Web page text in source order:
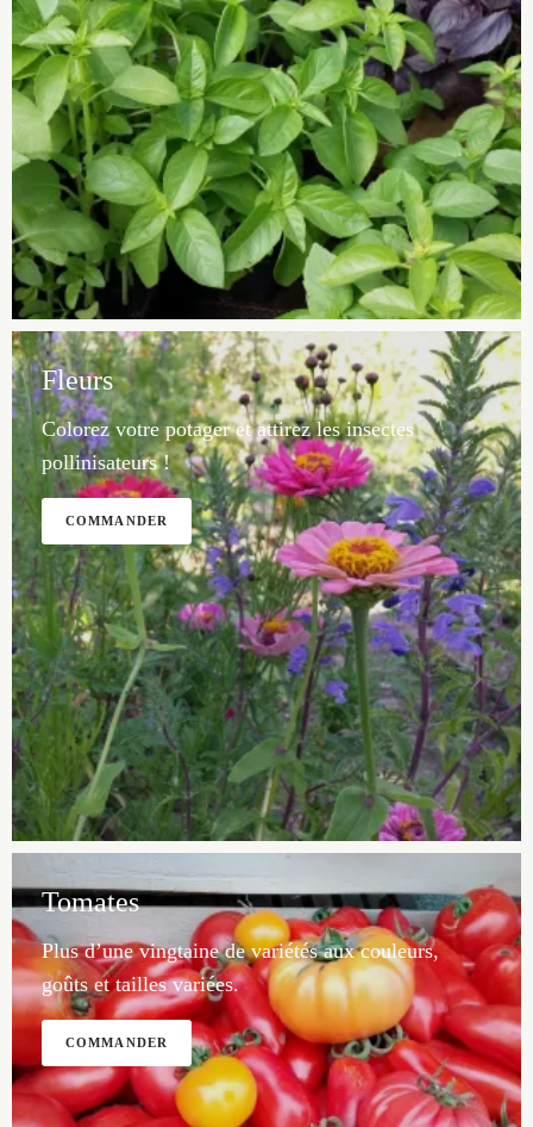
Fleurs
Colorez votre potager et attirez les insectes
pollinisateurs !
COMMANDER
Tomates
Plus d’une vingtaine de variétés aux couleurs,
goûts et tailles variées.
COMMANDER